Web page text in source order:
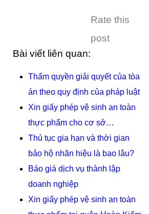
Rate this
post
Bài viết liên quan:
Thẩm quyền giải quyết của tòa
án theo quy định của pháp luật
Xin giấy phép vệ sinh an toàn
thực phẩm cho cơ sở…
Thủ tục gia hạn và thời gian
bảo hộ nhãn hiệu là bao lâu?
Báo giá dịch vụ thành lập
doanh nghiệp
Xin giấy phép vệ sinh an toàn